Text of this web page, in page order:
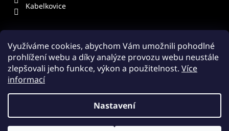
Využíváme cookies, abychom Vám umožnili pohodlné
prohlížení webu a díky analýze provozu webu neustále
zlepšovali jeho funkce, výkon a použitelnost. Více
informací
Nastavení
Kabelkovice
Přijímáme online platby